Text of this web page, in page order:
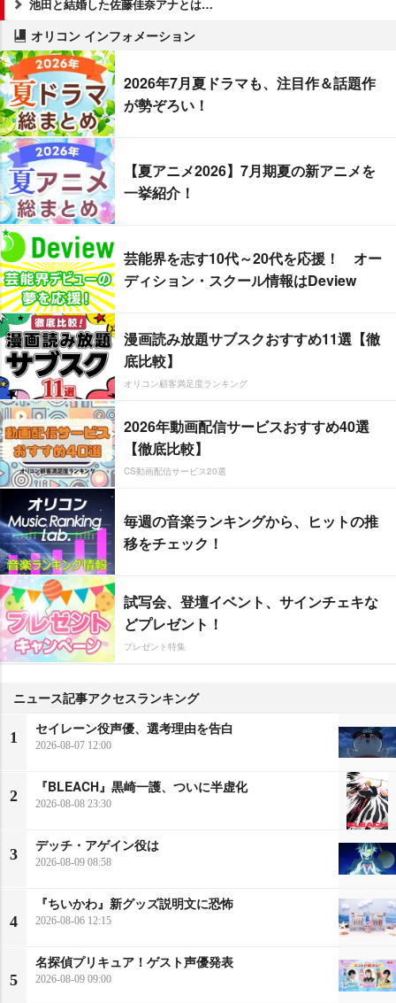
池田と結婚した佐藤佳奈アナとは…
オリコン インフォメーション
2026年7月夏ドラマも、注目作＆話題作
が勢ぞろい！
【夏アニメ2026】7月期夏の新アニメを
一挙紹介！
芸能界を志す10代～20代を応援！ オー
ディション・スクール情報はDeview
漫画読み放題サブスクおすすめ11選【徹
底比較】
オリコン顧客満足度ランキング
2026年動画配信サービスおすすめ40選
【徹底比較】
CS動画配信サービス20選
毎週の音楽ランキングから、ヒットの推
移をチェック！
試写会、登壇イベント、サインチェキな
どプレゼント！
プレゼント特集
ニュース記事アクセスランキング
1
セイレーン役声優、選考理由を告白
2026-08-07 12:00
2
『BLEACH』黒崎一護、ついに半虚化
2026-08-08 23:30
3
デッチ・アゲイン役は
2026-08-09 08:58
4
『ちいかわ』新グッズ説明文に恐怖
2026-08-06 12:15
5
名探偵プリキュア！ゲスト声優発表
2026-08-09 09:00